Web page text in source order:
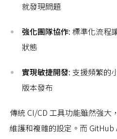
就發現問題
強化團隊協作: 標準化流程
狀態
實現敏捷開發: 支援頻繁的
版本發布
傳統 CI/CD 工具功能雖然強大
維護和複雜的設定。而